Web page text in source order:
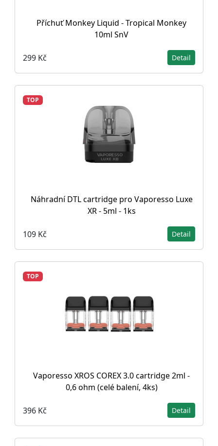
Příchuť Monkey Liquid - Tropical Monkey
10ml SnV
299 Kč Detail
TOP
Náhradní DTL cartridge pro Vaporesso Luxe
XR - 5ml - 1ks
109 Kč Detail
TOP
Vaporesso XROS COREX 3.0 cartridge 2ml -
0,6 ohm (celé balení, 4ks)
396 Kč Detail